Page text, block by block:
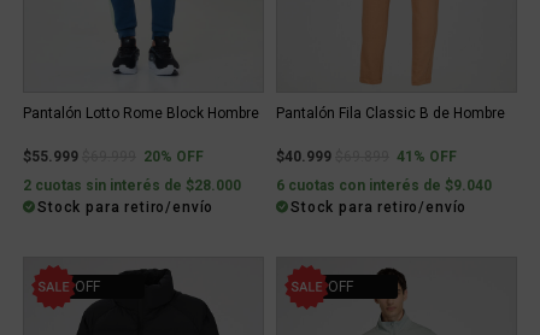
Pantalón Lotto Rome Block Hombre
$55.999 Price reduced from
to20% OFF
2 cuotas sin interés de $28.000
Stock para retiro/envío
Pantalón Fila Classic B de Hombre
$40.999 Price reduced from
to41% OFF
6 cuotas con interés de $9.040
Stock para retiro/envío
40% OFF 20% OFF